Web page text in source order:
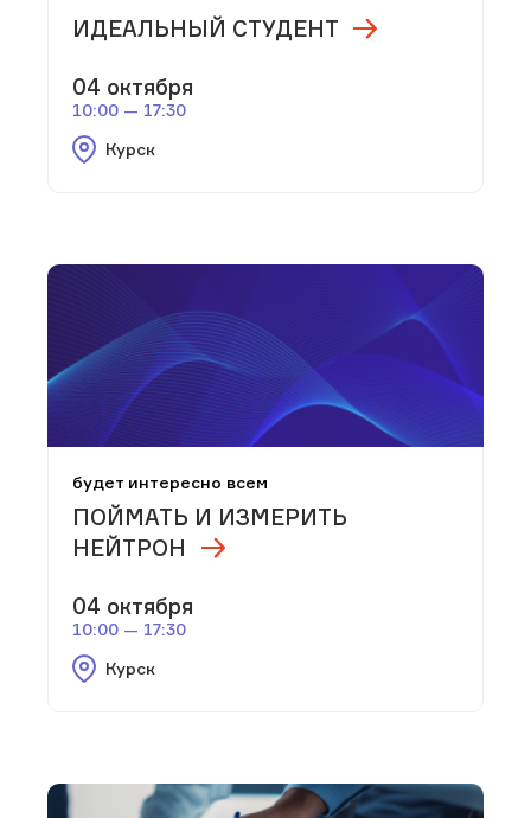
ИДЕАЛЬНЫЙ СТУДЕНТ
04 октября
10:00 — 17:30
Курск
будет интересно всем
ПОЙМАТЬ И ИЗМЕРИТЬ
НЕЙТРОН
04 октября
10:00 — 17:30
Курск